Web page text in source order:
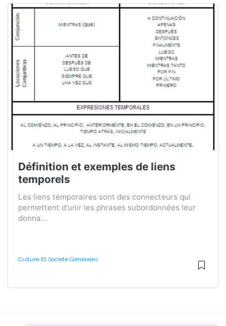
Définition et exemples de liens
temporels
Les liens temporaires sont des connecteurs qui
permettent d'unir les phrases subordonnées leur
donna...
Culture Et Société Générales